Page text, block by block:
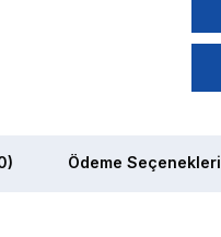
Ödeme Seçenekleri